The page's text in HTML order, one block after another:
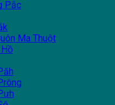
Pắc
Ma Thuột